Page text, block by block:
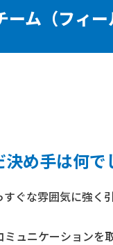
ーム （フィ
め手は何で
ぐな雰囲気に強く
ュニケーションを